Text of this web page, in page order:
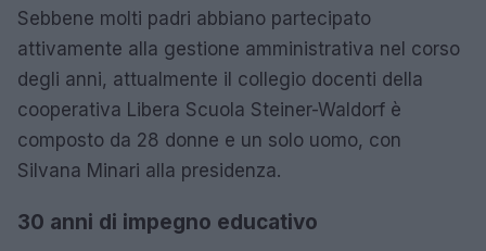
Sebbene molti padri abbiano partecipato
attivamente alla gestione amministrativa nel corso
degli anni, attualmente il collegio docenti della
cooperativa Libera Scuola Steiner-Waldorf è
composto da 28 donne e un solo uomo, con
Silvana Minari alla presidenza.
30 anni di impegno educativo